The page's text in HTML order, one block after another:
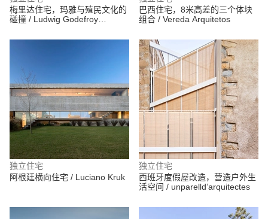
梅里达住宅，玛雅与殖民文化的
碰撞 / Ludwig Godefroy
巴西住宅，8米高差的三个体块
组合 / Vereda Arquitetos
独立住宅
阿根廷横向住宅 / Luciano Kruk
独立住宅
西班牙度假屋改造，营造户外生
活空间 / unparelld’arquitectes